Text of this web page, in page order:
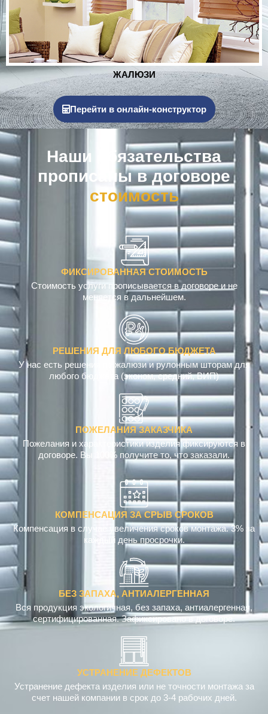
РОЛЬСТАВНИ
Перейти в онлайн-конструктор
Наши обязательства
прописаны в договоре
омпенсация
ФИКСИРОВАННАЯ СТОИМОСТЬ
Стоимость услуги прописывается в договоре и не
меняется в дальнейшем.
РЕШЕНИЯ ДЛЯ ЛЮБОГО БЮДЖЕТА
У нас есть решения по жалюзи и рулонным шторам для
любого бюджета (эконом, средний, ВИП)
ПОЖЕЛАНИЯ ЗАКАЗЧИКА
Пожелания и характеристики изделия фиксируются в
договоре. Вы 100% получите то, что заказали.
КОМПЕНСАЦИЯ ЗА СРЫВ СРОКОВ
Компенсация в случае увеличения сроков монтажа. 3% за
каждый день просрочки.
БЕЗ ЗАПАХА, АНТИАЛЕРГЕННАЯ
Вся продукция экологичная, без запаха, антиалергенная,
сертифицированная. Зафиксировано в договоре.
УСТРАНЕНИЕ ДЕФЕКТОВ
Устранение дефекта изделия или не точности монтажа за
счет нашей компании в срок до 3-4 рабочих дней.